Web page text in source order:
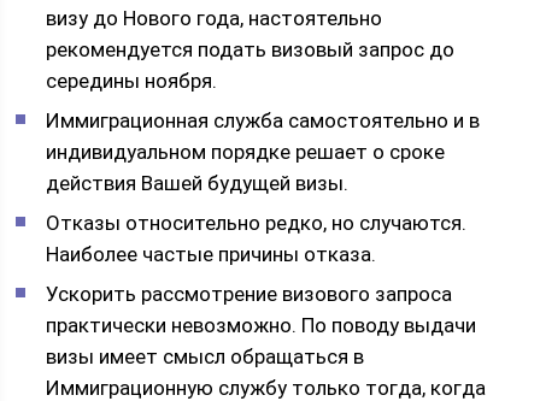
визу до Нового года, настоятельно
рекомендуется подать визовый запрос до
середины ноября.
Иммиграционная служба самостоятельно и в
индивидуальном порядке решает о сроке
действия Вашей будущей визы.
Отказы относительно редко, но случаются.
Наиболее частые причины отказа.
Ускорить рассмотрение визового запроса
практически невозможно. По поводу выдачи
визы имеет смысл обращаться в
Иммиграционную службу только тогда, когда